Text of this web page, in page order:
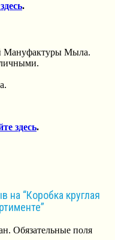
.
Мануфактуры Мыла.
здесь.
на “Коробка круглая
Обязательные поля